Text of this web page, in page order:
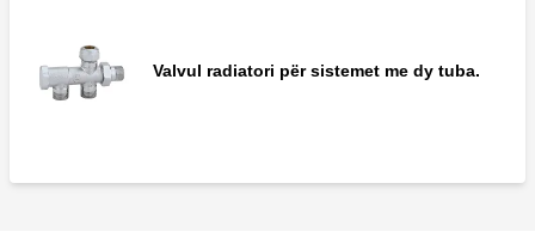
Valvul radiatori për sistemet me dy tuba.